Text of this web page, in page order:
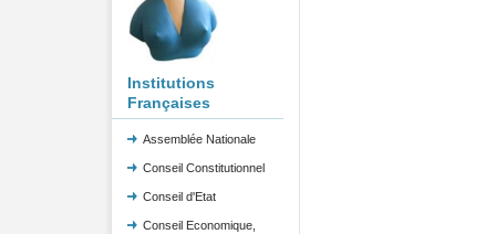
Institutions
Françaises
Assemblée Nationale
Conseil Constitutionnel
Conseil d'Etat
Conseil Economique,